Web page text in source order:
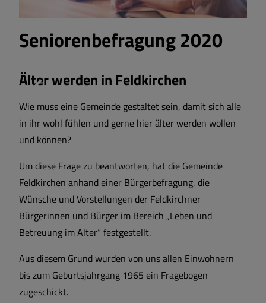
Seniorenbefragung 2020
Älter werden in Feldkirchen
Wie muss eine Gemeinde gestaltet sein, damit sich alle
in ihr wohl fühlen und gerne hier älter werden wollen
und können?
Um diese Frage zu beantworten, hat die Gemeinde
Feldkirchen anhand einer Bürgerbefragung, die
Wünsche und Vorstellungen der Feldkirchner
Bürgerinnen und Bürger im Bereich „Leben und
Betreuung im Alter“ festgestellt.
Aus diesem Grund wurden von uns allen Einwohnern
bis zum Geburtsjahrgang 1965 ein Fragebogen
zugeschickt.